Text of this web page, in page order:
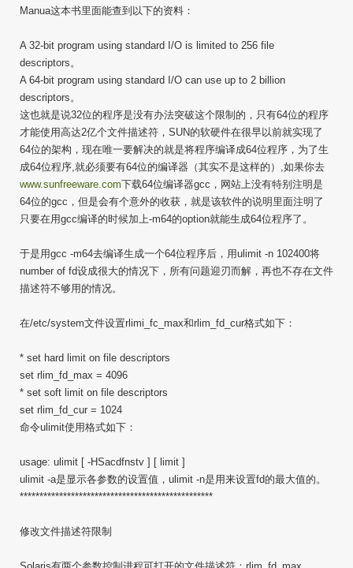
Manua这本书里面能查到以下的资料：
A 32-bit program using standard I/O is limited to 256 file
descriptors。
A 64-bit program using standard I/O can use up to 2 billion
descriptors。
这也就是说32位的程序是没有办法突破这个限制的，只有64位的程序
才能使用高达2亿个文件描述符，SUN的软硬件在很早以前就实现了
64位的架构，现在唯一要解决的就是将程序编译成64位程序，为了生
成64位程序,就必须要有64位的编译器（其实不是这样的）,如果你去
www.sunfreeware.com下载64位编译器gcc，网站上没有特别注明是
64位的gcc，但是会有个意外的收获，就是该软件的说明里面注明了
只要在用gcc编译的时候加上-m64的option就能生成64位程序了。
于是用gcc -m64去编译生成一个64位程序后，用ulimit -n 102400将
number of fd设成很大的情况下，所有问题迎刃而解，再也不存在文件
描述符不够用的情况。
在/etc/system文件设置rlimi_fc_max和rlim_fd_cur格式如下：
* set hard limit on file descriptors
set rlim_fd_max = 4096
* set soft limit on file descriptors
set rlim_fd_cur = 1024
命令ulimit使用格式如下：
usage: ulimit [ -HSacdfnstv ] [ limit ]
ulimit -a是显示各参数的设置值，ulimit -n是用来设置fd的最大值的。
*************************************************
修改文件描述符限制